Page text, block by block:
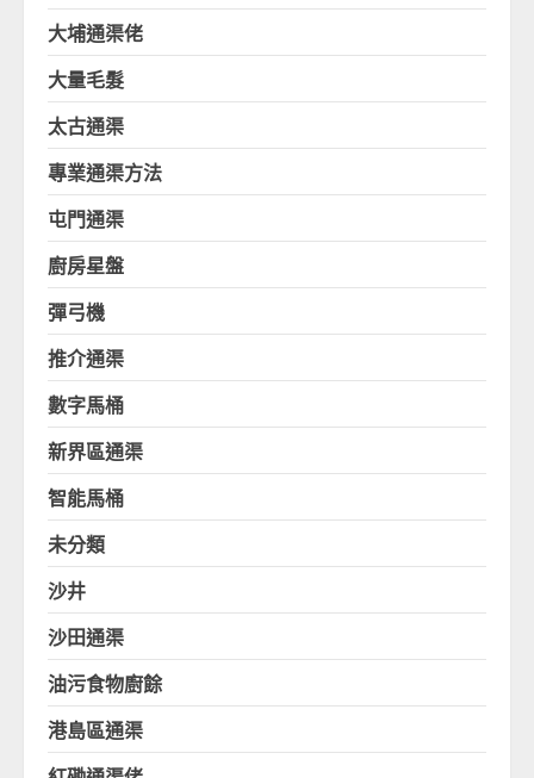
大埔通渠佬
大量毛髮
太古通渠
專業通渠方法
屯門通渠
廚房星盤
彈弓機
推介通渠
數字馬桶
新界區通渠
智能馬桶
未分類
沙井
沙田通渠
油污食物廚餘
港島區通渠